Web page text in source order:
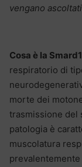
vengano
Cosa è la
respiratorio di
morte dei
trasmissione del
patologia è
muscolatura